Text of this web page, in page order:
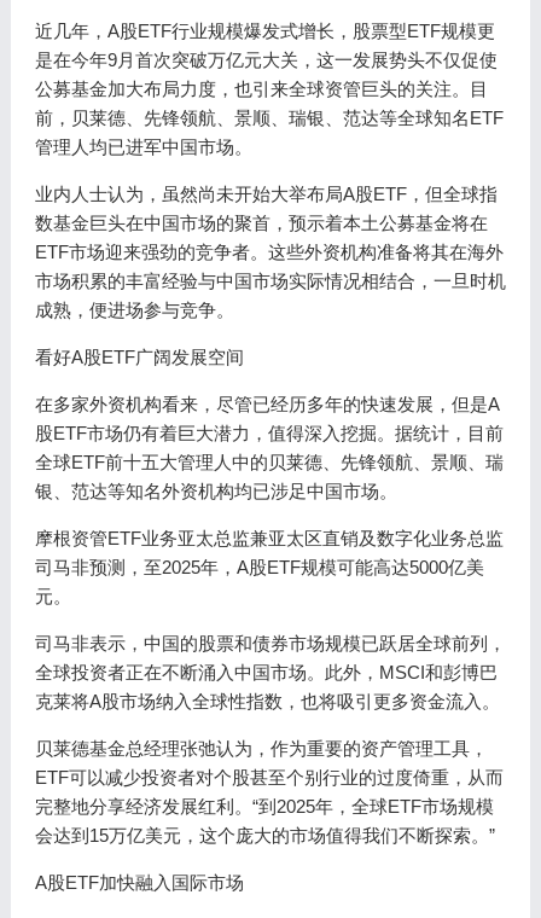
近几年，A股ETF行业规模爆发式增长，股票型ETF规模更
是在今年9月首次突破万亿元大关，这一发展势头不仅促使
公募基金加大布局力度，也引来全球资管巨头的关注。目
前，贝莱德、先锋领航、景顺、瑞银、范达等全球知名ETF
管理人均已进军中国市场。
业内人士认为，虽然尚未开始大举布局A股ETF，但全球指
数基金巨头在中国市场的聚首，预示着本土公募基金将在
ETF市场迎来强劲的竞争者。这些外资机构准备将其在海外
市场积累的丰富经验与中国市场实际情况相结合，一旦时机
成熟，便进场参与竞争。
看好A股ETF广阔发展空间
在多家外资机构看来，尽管已经历多年的快速发展，但是A
股ETF市场仍有着巨大潜力，值得深入挖掘。据统计，目前
全球ETF前十五大管理人中的贝莱德、先锋领航、景顺、瑞
银、范达等知名外资机构均已涉足中国市场。
摩根资管ETF业务亚太总监兼亚太区直销及数字化业务总监
司马非预测，至2025年，A股ETF规模可能高达5000亿美
元。
司马非表示，中国的股票和债券市场规模已跃居全球前列，
全球投资者正在不断涌入中国市场。此外，MSCI和彭博巴
克莱将A股市场纳入全球性指数，也将吸引更多资金流入。
贝莱德基金总经理张弛认为，作为重要的资产管理工具，
ETF可以减少投资者对个股甚至个别行业的过度倚重，从而
完整地分享经济发展红利。“到2025年，全球ETF市场规模
会达到15万亿美元，这个庞大的市场值得我们不断探索。”
A股ETF加快融入国际市场